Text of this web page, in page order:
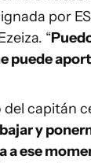
por
“
puede
capitán
y
a ese